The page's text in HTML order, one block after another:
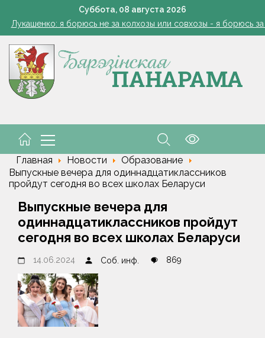
Суббота, 08 августа 2026
и средний бизнес приглашают к сотрудничеству с
Лукашенко: я борюсь не за колхозы или совхозы - я борюсь
Софии Стасевич — 101. История несгибаемой
1 стакан в ведро — тля и плодожорка бегут: Августовская
и средний бизнес приглашают к сотрудничеству с
Главная Новости
Образование
Выпускные вечера для одиннадцатиклассников
пройдут сегодня во всех школах Беларуси
Выпускные вечера для
одиннадцатиклассников пройдут
сегодня во всех школах Беларуси
14.06.2024 Соб. инф. 869